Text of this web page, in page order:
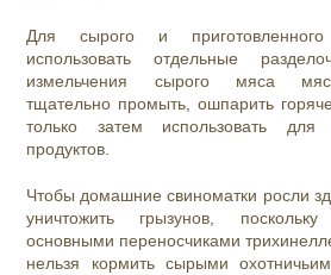
Для сырого и
использовать отдельные
измельчения сырого мяса
тщательно промыть, ошпарить
только затем использовать для
продуктов.
Чтобы домашние свиноматки росли
уничтожить грызунов,
основными переносчиками
нельзя кормить сырыми